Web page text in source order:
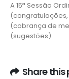
A 15ª Sessão
(cobrança de
(sugestões).
Share this